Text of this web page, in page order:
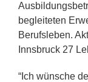
begleiteten
Berufsleben.
Innsbruck 27
“Ich wünsche